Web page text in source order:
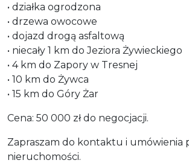
• działka ogrodzona
• drzewa owocowe
• dojazd drogą asfaltową
• niecały 1 km do Jeziora Żywieckiego
• 4 km do Zapory w Tresnej
• 10 km do Żywca
• 15 km do Góry Żar
Cena: 50 000 zł do negocjacji.
Zapraszam do kontaktu i umówienia
nieruchomości.